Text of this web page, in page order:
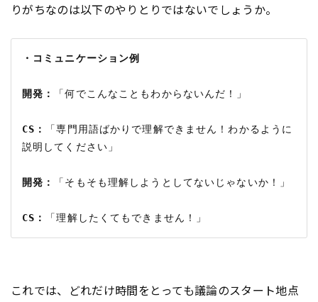
りがちなのは以下のやりとりではないでしょうか。
・コミュニケーション例
開発： 「何でこんなこともわからないんだ！」
CS：
「専門用語ばかりで理解できません！わかるように
説明してください」
開発： 「そもそも理解しようとしてないじゃないか！」
CS：
これでは、どれだけ時間をとっても議論のスタート地点